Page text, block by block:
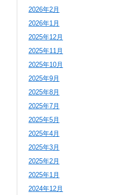
2026年2月
2026年1月
2025年12月
2025年11月
2025年10月
2025年9月
2025年8月
2025年7月
2025年5月
2025年4月
2025年3月
2025年2月
2025年1月
2024年12月